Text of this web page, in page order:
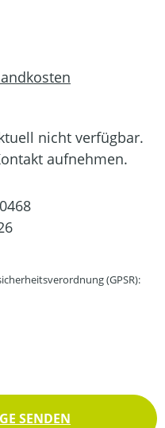
nicht verfügbar.
aufnehmen.
(GPSR):
SENDEN